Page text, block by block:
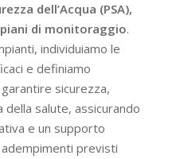
dell’Acqua (PSA),
piani di monitoraggio.
individuiamo le
e definiamo
sicurezza,
salute, assicurando
e un supporto
previsti